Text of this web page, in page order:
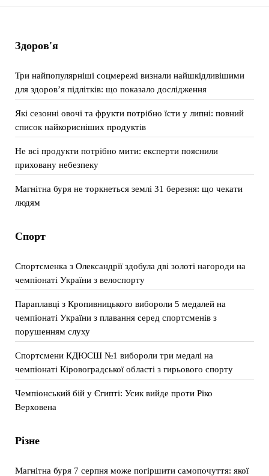
Здоров'я
Три найпопулярніші соцмережі визнали найшкідливішими
для здоров’я підлітків: що показало дослідження
Які сезонні овочі та фрукти потрібно їсти у липні: повний
список найкорисніших продуктів
Не всі продукти потрібно мити: експерти пояснили
приховану небезпеку
Магнітна буря не торкнеться землі 31 березня: що чекати
людям
Спорт
Спортсменка з Олександрії здобула дві золоті нагороди на
чемпіонаті України з велоспорту
Параплавці з Кропивницького вибороли 5 медалей на
чемпіонаті України з плавання серед спортсменів з
порушенням слуху
Спортсмени КДЮСШ №1 вибороли три медалі на
чемпіонаті Кіровоградської області з гирьового спорту
Чемпіонський бій у Єгипті: Усик вийде проти Ріко
Верховена
Різне
Магнітна буря 7 серпня може погіршити самопочуття: якої